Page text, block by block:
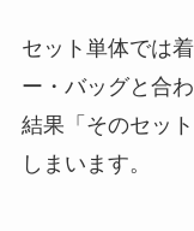
セット単体では
ー・バッグと合
結果「そのセッ
しまいます。